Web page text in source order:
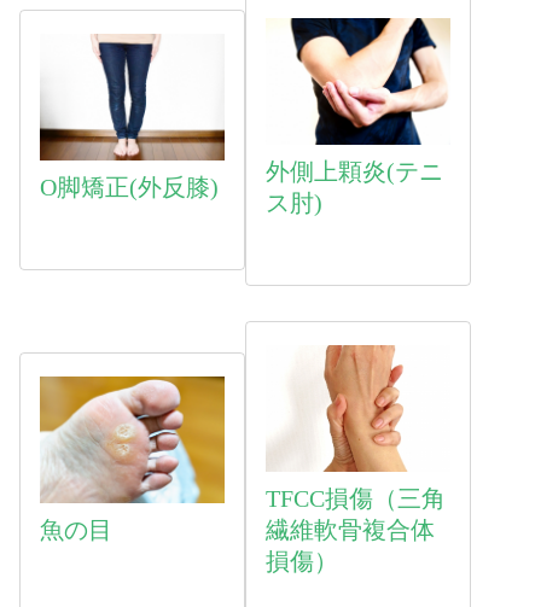
O脚矯正(外反膝)
外側上顆炎(テニ
ス肘)
魚の目
TFCC損傷（三角
繊維軟骨複合体
損傷）